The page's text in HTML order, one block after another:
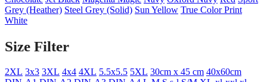
Grey (Heather) Steel Grey (Solid) Sun Yellow True Color Print
White
Size Filter
2XL 3x3 3XL 4x4 4XL 5.5x5.5 5XL 30cm x 45 cm 40x60cm